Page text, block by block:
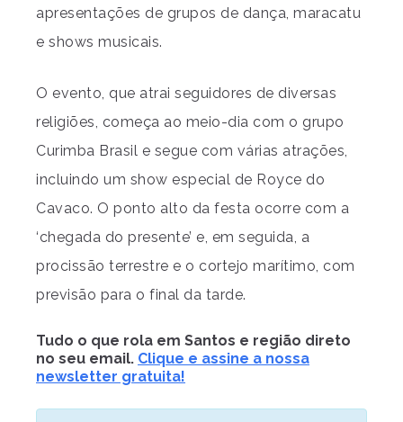
apresentações de grupos de dança, maracatu
e shows musicais.
O evento, que atrai seguidores de diversas
religiões, começa ao meio-dia com o grupo
Curimba Brasil e segue com várias atrações,
incluindo um show especial de Royce do
Cavaco. O ponto alto da festa ocorre com a
‘chegada do presente’ e, em seguida, a
procissão terrestre e o cortejo marítimo, com
previsão para o final da tarde.
Tudo o que rola em Santos e região direto
no seu email. Clique e assine a nossa
newsletter gratuita!